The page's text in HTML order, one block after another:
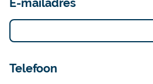
Telefoon